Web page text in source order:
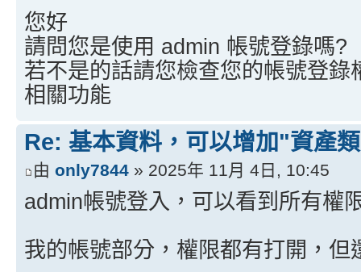
您好
請問您是使用 admin 帳號登錄嗎?
若不是的話請您檢查您的帳號登
相關功能
Re: 基本資料，可以增加"資產
由 only7844 » 2025年 11月 4日, 10:45
admin帳號登入，可以看到所有權
我的帳號部分，權限都有打開，但